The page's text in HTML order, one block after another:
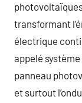
transformant
électrique
appelé
panneau
et surtout